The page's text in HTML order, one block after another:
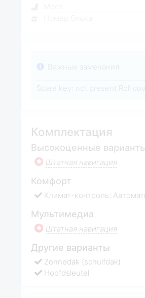
Важные замечания
Spare key: not present Roll
Комплектация
Высокоценные
Штатная навигация
Комфорт
Климат-контроль:
Мультимедиа
Штатная навигация
Другие варианты
Zonnedak (schuifdak)
Hoofdsleutel